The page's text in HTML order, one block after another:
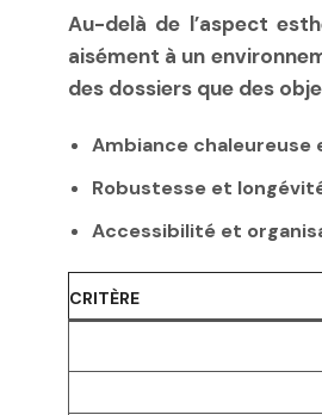
Au-delà de l’aspect
aisément à un
des dossiers que des
Ambiance chaleureuse
Robustesse et
Accessibilité et
CRITÈRE